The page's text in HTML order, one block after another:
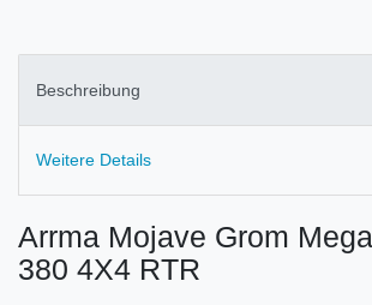
Beschreibung
Weitere Details
Arrma Mojave Grom
380 4X4 RTR